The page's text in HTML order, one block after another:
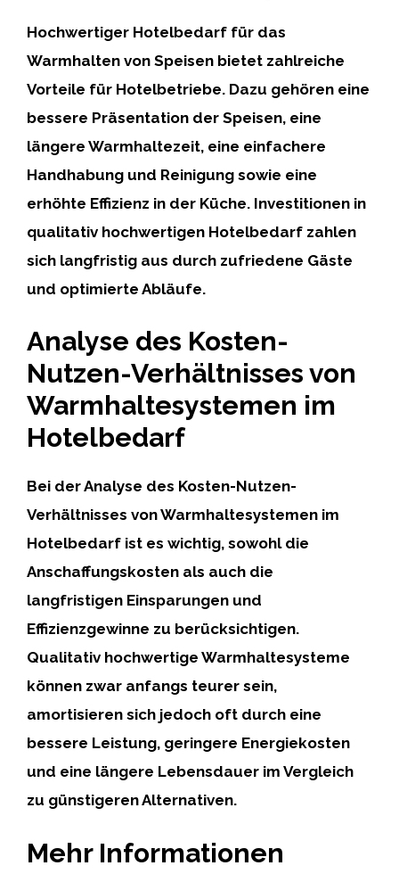
Hochwertiger Hotelbedarf für das
Warmhalten von Speisen bietet zahlreiche
Vorteile für Hotelbetriebe. Dazu gehören eine
bessere Präsentation der Speisen, eine
längere Warmhaltezeit, eine einfachere
Handhabung und Reinigung sowie eine
erhöhte Effizienz in der Küche. Investitionen in
qualitativ hochwertigen Hotelbedarf zahlen
sich langfristig aus durch zufriedene Gäste
und optimierte Abläufe.
Analyse des Kosten-
Nutzen-Verhältnisses von
Warmhaltesystemen im
Hotelbedarf
Bei der Analyse des Kosten-Nutzen-
Verhältnisses von Warmhaltesystemen im
Hotelbedarf ist es wichtig, sowohl die
Anschaffungskosten als auch die
langfristigen Einsparungen und
Effizienzgewinne zu berücksichtigen.
Qualitativ hochwertige Warmhaltesysteme
können zwar anfangs teurer sein,
amortisieren sich jedoch oft durch eine
bessere Leistung, geringere Energiekosten
und eine längere Lebensdauer im Vergleich
zu günstigeren Alternativen.
Mehr Informationen